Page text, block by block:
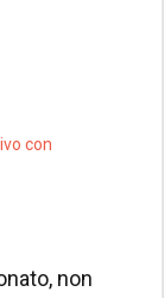
con
non